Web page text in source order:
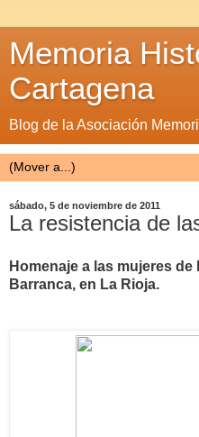
Memoria
Cartagena
Blog de la Asociación
sábado, 5 de noviembre de 2011
La resistencia de
Homenaje a las mujeres
Barranca, en La Rioja.